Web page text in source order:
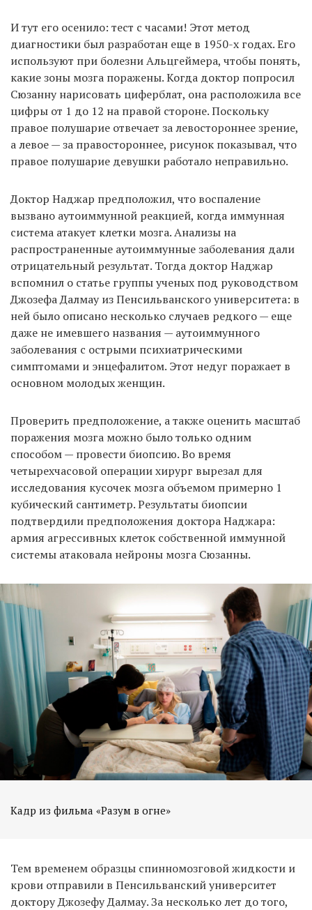
И тут его осенило: тест с часами! Этот метод
диагностики был разработан еще в 1950-х годах. Его
используют при болезни Альцгеймера, чтобы понять,
какие зоны мозга поражены. Когда доктор попросил
Сюзанну нарисовать циферблат, она расположила все
цифры от 1 до 12 на правой стороне. Поскольку
правое полушарие отвечает за левостороннее зрение,
а левое — за правостороннее, рисунок показывал, что
правое полушарие девушки работало неправильно.
Доктор Наджар предположил, что воспаление
вызвано аутоиммунной реакцией, когда иммунная
система атакует клетки мозга. Анализы на
распространенные аутоиммунные заболевания дали
отрицательный результат. Тогда доктор Наджар
вспомнил о статье группы ученых под руководством
Джозефа Далмау из Пенсильванского университета: в
ней было описано несколько случаев редкого — еще
даже не имевшего названия — аутоиммунного
заболевания с острыми психиатрическими
симптомами и энцефалитом. Этот недуг поражает в
основном молодых женщин.
Проверить предположение, а также оценить масштаб
поражения мозга можно было только одним
способом — провести биопсию. Во время
четырехчасовой операции хирург вырезал для
исследования кусочек мозга объемом примерно 1
кубический сантиметр. Результаты биопсии
подтвердили предположения доктора Наджара:
армия агрессивных клеток собственной иммунной
системы атаковала нейроны мозга Сюзанны.
Кадр из фильма «Разум в огне»
Тем временем образцы спинномозговой жидкости и
крови отправили в Пенсильванский университет
доктору Джозефу Далмау. За несколько лет до того,